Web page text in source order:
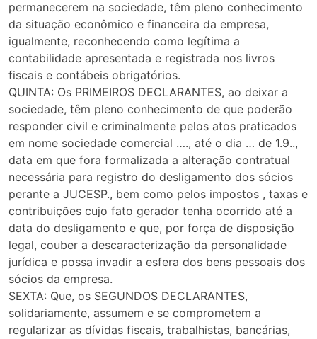
permanecerem na sociedade, têm pleno conhecimento
da situação econômico e financeira da empresa,
igualmente, reconhecendo como legítima a
contabilidade apresentada e registrada nos livros
fiscais e contábeis obrigatórios.
QUINTA: Os PRIMEIROS DECLARANTES, ao deixar a
sociedade, têm pleno conhecimento de que poderão
responder civil e criminalmente pelos atos praticados
em nome sociedade comercial …., até o dia … de 1.9..,
data em que fora formalizada a alteração contratual
necessária para registro do desligamento dos sócios
perante a JUCESP., bem como pelos impostos , taxas e
contribuições cujo fato gerador tenha ocorrido até a
data do desligamento e que, por força de disposição
legal, couber a descaracterização da personalidade
jurídica e possa invadir a esfera dos bens pessoais dos
sócios da empresa.
SEXTA: Que, os SEGUNDOS DECLARANTES,
solidariamente, assumem e se comprometem a
regularizar as dívidas fiscais, trabalhistas, bancárias,